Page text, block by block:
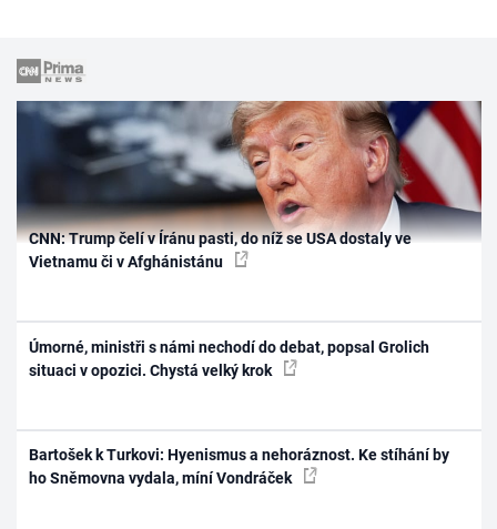
CNN: Trump čelí v Íránu pasti, do níž se USA dostaly ve
Vietnamu či v Afghánistánu
Úmorné, ministři s námi nechodí do debat, popsal Grolich
situaci v opozici. Chystá velký krok
Bartošek k Turkovi: Hyenismus a nehoráznost. Ke stíhání by
ho Sněmovna vydala, míní Vondráček